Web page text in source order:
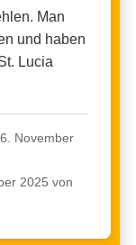
Man
und haben
Lucia
November
2025 von